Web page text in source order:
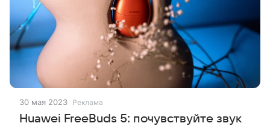
30 мая 2023 Реклама
Huawei FreeBuds 5: почувствуйте звук